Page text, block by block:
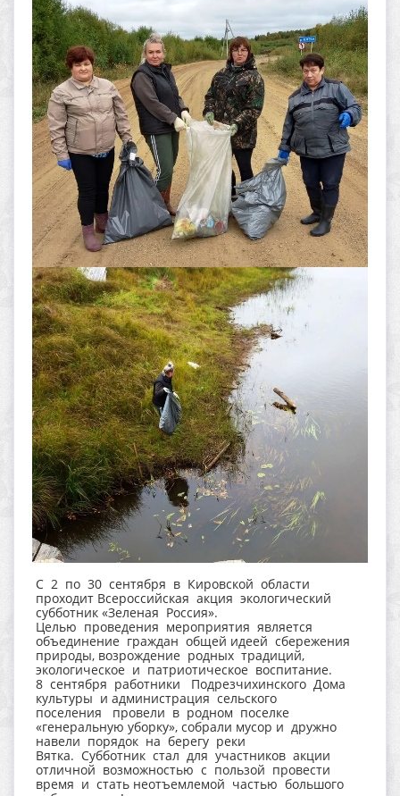
С 2 по 30 сентября в Кировской области
проходит Всероссийская акция экологический
субботник «Зеленая Россия».
Целью проведения мероприятия является
объединение граждан общей идеей сбережения
природы, возрождение родных традиций,
экологическое и патриотическое воспитание.
8 сентября работники Подрезчихинского Дома
культуры и администрация сельского
поселения провели в родном поселке
«генеральную уборку», собрали мусор и дружно
навели порядок на берегу реки
Вятка. Субботник стал для участников акции
отличной возможностью с пользой провести
время и стать неотъемлемой частью большого